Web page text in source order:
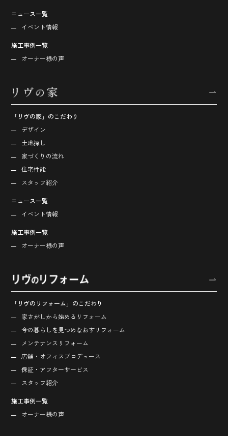
ニュース一覧
イベント情報
施工事例一覧
オーナー様の声
「リヴの家」のこだわり
デザイン
土地探し
家づくりの流れ
住宅性能
スタッフ紹介
ニュース一覧
イベント情報
施工事例一覧
オーナー様の声
「リヴのリフォーム」のこだわり
家さがしから始める リフォーム
今の暮らしを見つめなおす リフォーム
メンテナンスリフォーム
店舗・オフィス プロデュース
保証・アフターサービス
スタッフ紹介
施工事例一覧
オーナー様の声